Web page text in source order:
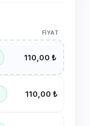
FIYAT
110,00 ₺
110,00 ₺